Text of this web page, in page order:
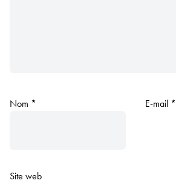
Nom * E-mail *
Site web